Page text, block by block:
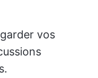
vos